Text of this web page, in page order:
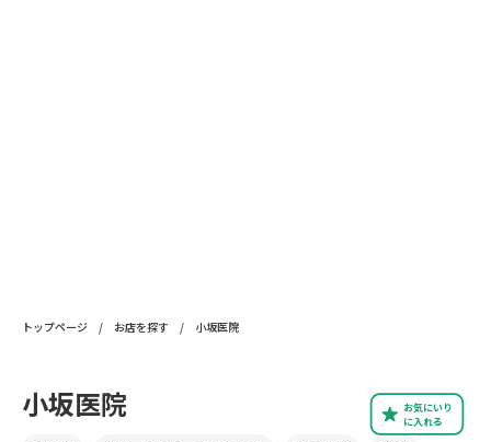
トップページ / お店を探す / 小坂医院
お気にいり
に入れる
小坂医院